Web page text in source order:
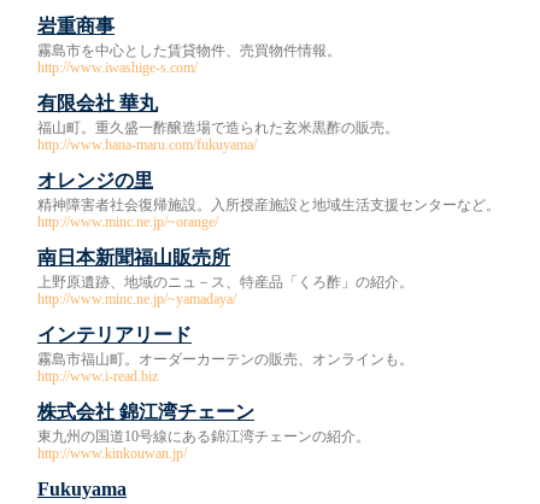
岩重商事
霧島市を中心とした賃貸物件、売買物件情報。
http://www.iwashige-s.com/
有限会社 華丸
福山町。重久盛一酢醸造場で造られた玄米黒酢の販売。
http://www.hana-maru.com/fukuyama/
オレンジの里
精神障害者社会復帰施設。入所授産施設と地域生活支援センターなど。
http://www.minc.ne.jp/~orange/
南日本新聞福山販売所
上野原遺跡、地域のニュ－ス、特産品「くろ酢」の紹介。
http://www.minc.ne.jp/~yamadaya/
インテリアリード
霧島市福山町。オーダーカーテンの販売、オンラインも。
http://www.i-read.biz
株式会社 錦江湾チェーン
東九州の国道10号線にある錦江湾チェーンの紹介。
http://www.kinkouwan.jp/
Fukuyama